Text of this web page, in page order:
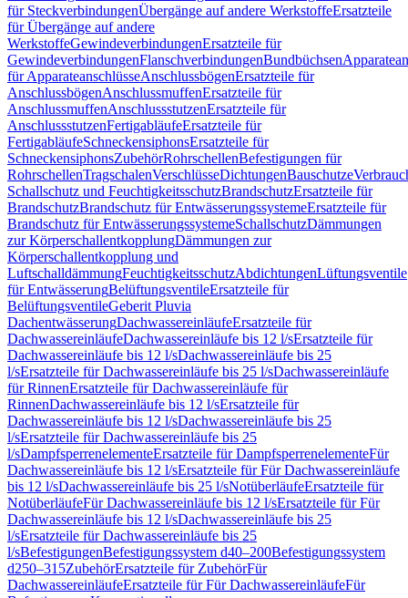
für SteckverbindungenÜbergänge auf andere WerkstoffeErsatzteile
für Übergänge auf andere
WerkstoffeGewindeverbindungenErsatzteile für
GewindeverbindungenFlanschverbindungenBundbüchsen
für ApparateanschlüsseAnschlussbögenErsatzteile für
AnschlussbögenAnschlussmuffenErsatzteile für
AnschlussmuffenAnschlussstutzenErsatzteile für
AnschlussstutzenFertigabläufeErsatzteile für
FertigabläufeSchneckensiphonsErsatzteile für
SchneckensiphonsZubehörRohrschellenBefestigungen für
RohrschellenTragschalenVerschlüsseDichtungenBauschutze
Schallschutz und FeuchtigkeitsschutzBrandschutzErsatzteile für
BrandschutzBrandschutz für EntwässerungssystemeErsatzteile für
Brandschutz für EntwässerungssystemeSchallschutzDämmungen
zur KörperschallentkopplungDämmungen zur
Körperschallentkopplung und
LuftschalldämmungFeuchtigkeitsschutzAbdichtungenLüftungsventile
für EntwässerungBelüftungsventileErsatzteile für
BelüftungsventileGeberit Pluvia
DachentwässerungDachwassereinläufeErsatzteile für
DachwassereinläufeDachwassereinläufe bis 12 l/sErsatzteile für
Dachwassereinläufe bis 12 l/sDachwassereinläufe bis 25
l/sErsatzteile für Dachwassereinläufe bis 25 l/sDachwassereinläufe
für RinnenErsatzteile für Dachwassereinläufe für
RinnenDachwassereinläufe bis 12 l/sErsatzteile für
Dachwassereinläufe bis 12 l/sDachwassereinläufe bis 25
l/sErsatzteile für Dachwassereinläufe bis 25
l/sDampfsperrenelementeErsatzteile für DampfsperrenelementeFür
Dachwassereinläufe bis 12 l/sErsatzteile für Für Dachwassereinläufe
bis 12 l/sDachwassereinläufe bis 25 l/sNotüberläufeErsatzteile für
NotüberläufeFür Dachwassereinläufe bis 12 l/sErsatzteile für Für
Dachwassereinläufe bis 12 l/sDachwassereinläufe bis 25
l/sErsatzteile für Dachwassereinläufe bis 25
l/sBefestigungenBefestigungssystem d40–200Befestigungssystem
d250–315ZubehörErsatzteile für ZubehörFür
DachwassereinläufeErsatzteile für Für DachwassereinläufeFür